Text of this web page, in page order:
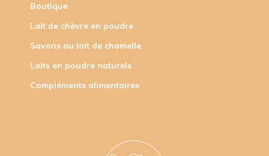
Boutique
Lait de chèvre en poudre
Savons au lait de chamelle
Laits en poudre naturels
Compléments alimentaires